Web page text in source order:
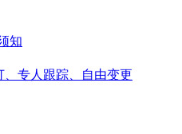
知
专人跟踪、自由变更